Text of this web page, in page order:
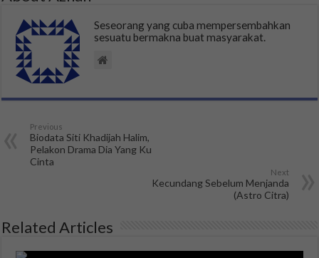
Seseorang yang cuba mempersembahkan
sesuatu bermakna buat masyarakat.
Previous
Biodata Siti Khadijah Halim,
Pelakon Drama Dia Yang Ku
Cinta
Next
Kecundang Sebelum Menjanda
(Astro Citra)
Related Articles